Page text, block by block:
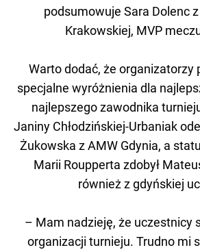
podsumowuje Sara Dolenc
Krakowskiej, MVP
Warto dodać, że organizatorzy
specjalne wyróżnienia dla
najlepszego zawodnika
Janiny Chłodzińskiej-Urbaniak
Żukowska z AMW Gdynia, a
Marii Roupperta zdobył
również z gdyńskiej
– Mam nadzieję, że uczestnicy
organizacji turnieju. Trudno mi